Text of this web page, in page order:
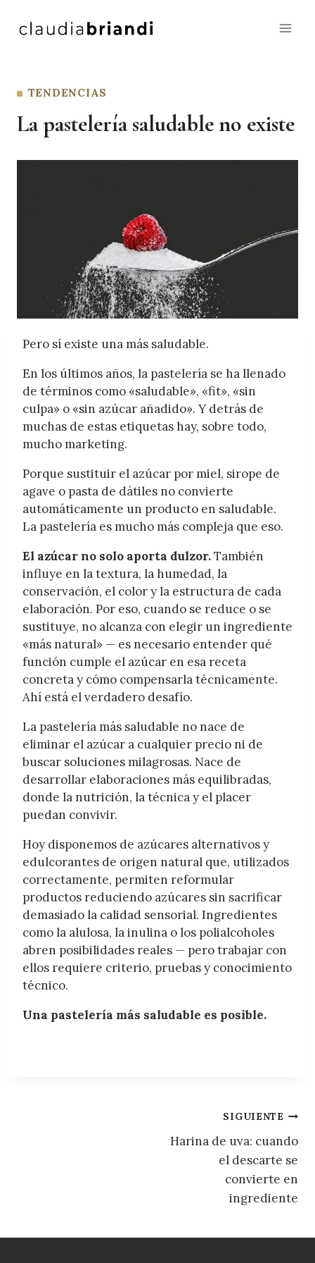
TENDENCIAS
La pastelería saludable no existe
Pero sí existe una más saludable.
En los últimos años, la pastelería se ha llenado
de términos como «saludable», «fit», «sin
culpa» o «sin azúcar añadido». Y detrás de
muchas de estas etiquetas hay, sobre todo,
mucho marketing.
Porque sustituir el azúcar por miel, sirope de
agave o pasta de dátiles no convierte
automáticamente un producto en saludable.
La pastelería es mucho más compleja que eso.
El azúcar no solo aporta dulzor.También
influye en la textura, la humedad, la
conservación, el color y la estructura de cada
elaboración. Por eso, cuando se reduce o se
sustituye, no alcanza con elegir un ingrediente
«más natural» — es necesario entender qué
función cumple el azúcar en esa receta
concreta y cómo compensarla técnicamente.
Ahí está el verdadero desafío.
La pastelería más saludable no nace de
eliminar el azúcar a cualquier precio ni de
buscar soluciones milagrosas. Nace de
desarrollar elaboraciones más equilibradas,
donde la nutrición, la técnica y el placer
puedan convivir.
Hoy disponemos de azúcares alternativos y
edulcorantes de origen natural que, utilizados
correctamente, permiten reformular
productos reduciendo azúcares sin sacrificar
demasiado la calidad sensorial. Ingredientes
como la alulosa, la inulina o los polialcoholes
abren posibilidades reales — pero trabajar con
ellos requiere criterio, pruebas y conocimiento
técnico.
Una pastelería más saludable es posible.
SIGUIENTE
Harina de uva: cuando
el descarte se
convierte en
ingrediente